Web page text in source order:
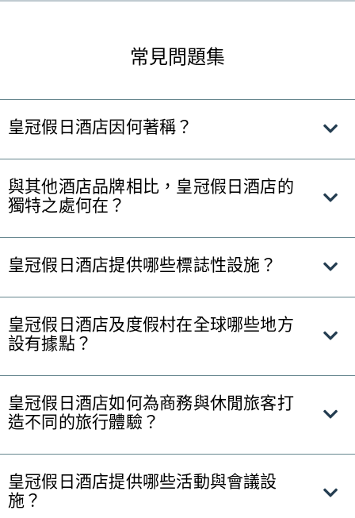
常見問題集
皇冠假日酒店因何著稱？
與其他酒店品牌相比，皇冠假日酒店的
獨特之處何在？
皇冠假日酒店提供哪些標誌性設施？
皇冠假日酒店及度假村在全球哪些地方
設有據點？
皇冠假日酒店如何為商務與休閒旅客打
造不同的旅行體驗？
皇冠假日酒店提供哪些活動與會議設
施？